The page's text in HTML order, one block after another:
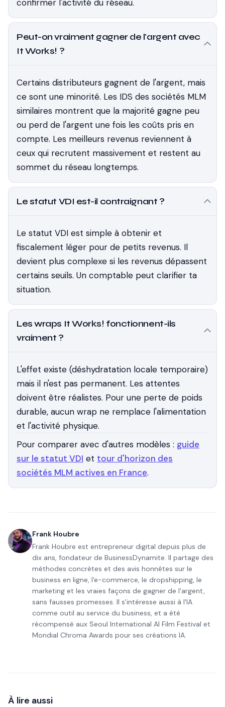
confirmer l'activité du réseau.
Peut-on vraiment gagner de l'argent avec
It Works! ?
Certains distributeurs gagnent de l'argent, mais
ce sont une minorité. Les IDS des sociétés MLM
similaires montrent que la majorité gagne peu
ou perd de l'argent une fois les coûts pris en
compte. Les meilleurs revenus reviennent à
ceux qui recrutent massivement et restent au
sommet du réseau longtemps.
Le statut VDI est-il contraignant ?
Le statut VDI est simple à obtenir et
fiscalement léger pour de petits revenus. Il
devient plus complexe si les revenus dépassent
certains seuils. Un comptable peut clarifier ta
situation.
Les wraps It Works! fonctionnent-ils
vraiment ?
L'effet existe (déshydratation locale temporaire)
mais il n'est pas permanent. Les attentes
doivent être réalistes. Pour une perte de poids
durable, aucun wrap ne remplace l'alimentation
et l'activité physique.
Pour comparer avec d'autres modèles : guide
sur le statut VDI et tour d'horizon des
sociétés MLM actives en France.
Frank Houbre
Frank Houbre est entrepreneur digital depuis plus de
dix ans, fondateur de BusinessDynamite. Il partage des
méthodes concrètes et des avis honnêtes sur le
business en ligne, l'e-commerce, le dropshipping, le
marketing et les vraies façons de gagner de l'argent,
sans fausses promesses. Il s'intéresse aussi à l'IA
comme outil au service du business, et a été
récompensé aux Seoul International AI Film Festival et
Mondial Chroma Awards pour ses créations IA.
À lire aussi